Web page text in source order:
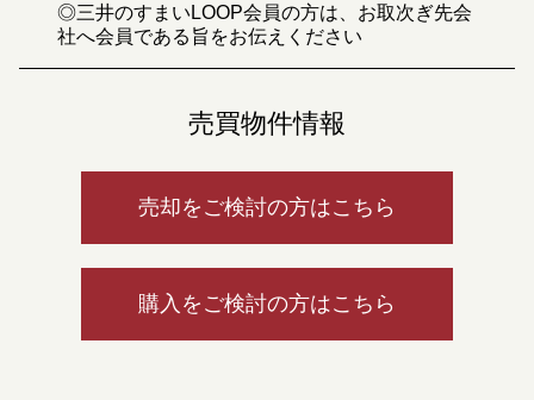
◎三井のすまいLOOP会員の方は、お取次ぎ先会
社へ会員である旨をお伝えください
売買物件情報
売却をご検討の方はこちら
購入をご検討の方はこちら